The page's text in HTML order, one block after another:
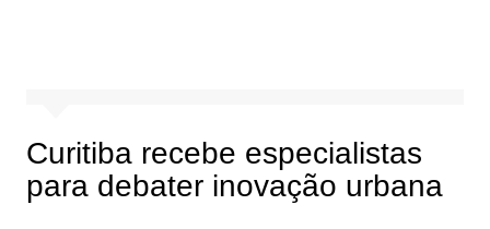
Curitiba recebe especialistas
para debater inovação urbana